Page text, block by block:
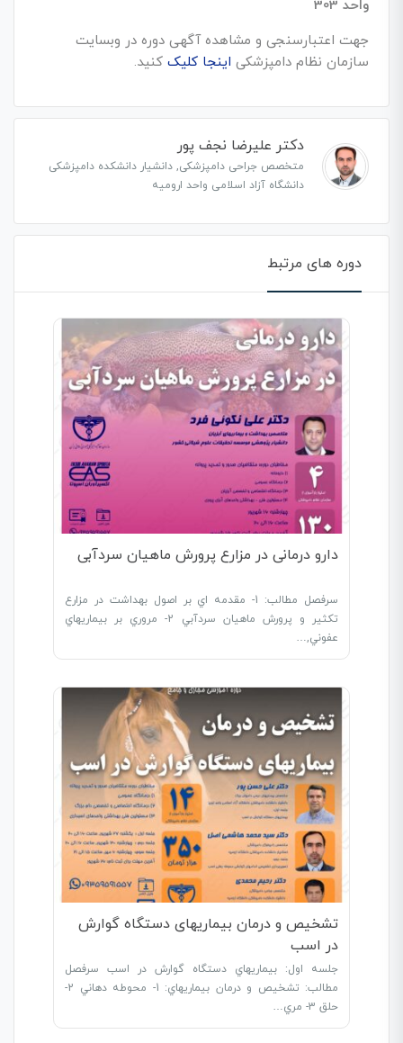
واحد 303
جهت اعتبارسنجی و مشاهده آگهی دوره در وبسایت
سازمان نظام دامپزشکی اینجا کلیککنید.
دکتر علیرضا نجف پور
متخصص جراحی دامپزشکی, دانشیار دانشکده دامپزشکی
دانشگاه آزاد اسلامی واحد ارومیه
دوره های مرتبط
دارو درمانی در مزارع پرورش ماهیان سردآبی
سرفصل مطالب: 1- مقدمه اي بر اصول بهداشت در مزارع
تکثير و پرورش ماهيان سردآبي 2- مروري بر بيماريهاي
عفوني,…
تشخیص و درمان بیماریهای دستگاه گوارش
در اسب
جلسه اول: بيماريهاي دستگاه گوارش در اسب سرفصل
مطالب: تشخيص و درمان بيماريهاي: 1- محوطه دهاني 2-
حلق 3- مري…